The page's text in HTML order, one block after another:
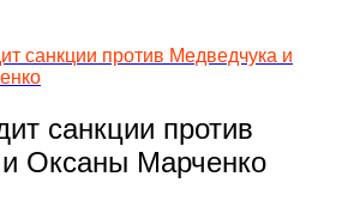
санкции против Медведчука и
санкции против
Оксаны Марченко